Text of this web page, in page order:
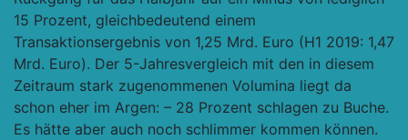
15 Prozent, gleichbedeutend einem
Transaktionsergebnis von 1,25 Mrd. Euro (H1 2019: 1,47
Mrd. Euro). Der 5-Jahresvergleich mit den in diesem
Zeitraum stark zugenommenen Volumina liegt da
schon eher im Argen: – 28 Prozent schlagen zu Buche.
Es hätte aber auch noch schlimmer kommen können.